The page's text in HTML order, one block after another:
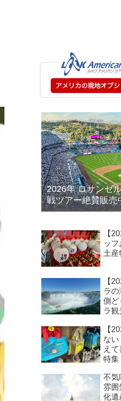
2026年 ロサンゼ
戦ツアー絶賛販売
【
ッ
土産
【
ラの
側ど
ラ観
【
ない
え
特集
不気
雰囲
化遺